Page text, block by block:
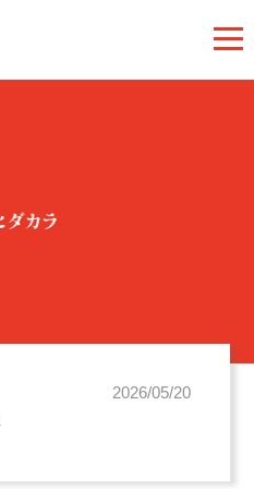
2026/05/20